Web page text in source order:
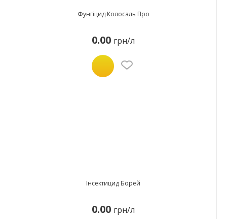
Фунгіцид Колосаль Про
0.00 грн/л
Інсектицид Борей
0.00 грн/л